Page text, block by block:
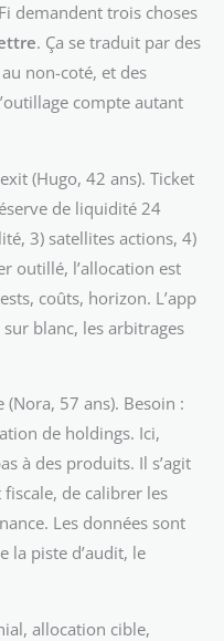
demandent trois choses
. Ça se traduit par des
non-coté, et des
compte autant
(Hugo, 42 ans). Ticket
de liquidité 24
3) satellites actions, 4)
outillé, l’allocation est
coûts, horizon. L’app
blanc, les arbitrages
57 ans). Besoin :
de holdings. Ici,
à des produits. Il s’agit
de calibrer les
Les données sont
la piste d’audit, le
allocation cible,